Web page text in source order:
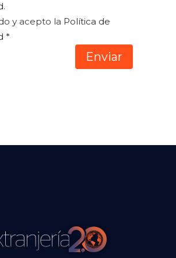
.
y acepto la Política de
*